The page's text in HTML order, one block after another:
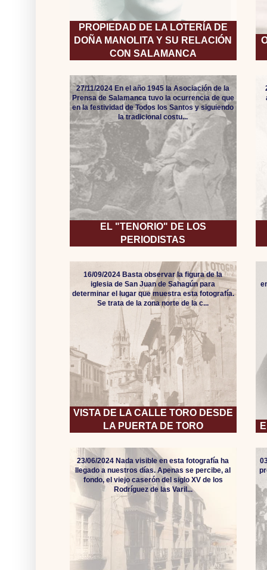
PROPIEDAD DE LA LOTERÍA DE
DOÑA MANOLITA Y SU RELACIÓN
CON SALAMANCA
EL "TENORIO" DE LOS
PERIODISTAS
27/11/2024 En el año 1945 la Asociación de la
Prensa de Salamanca tuvo la ocurrencia de que
en la festividad de Todos los Santos y siguiendo
la tradicional costu...
VISTA DE LA CALLE TORO DESDE
LA PUERTA DE TORO
16/09/2024 Basta observar la figura de la
iglesia de San Juan de Sahagún para
determinar el lugar que muestra esta fotografía.
Se trata de la zona norte de la c...
23/06/2024 Nada visible en esta fotografía ha
llegado a nuestros días. Apenas se percibe, al
fondo, el viejo caserón del siglo XV de los
Rodríguez de las Varil...